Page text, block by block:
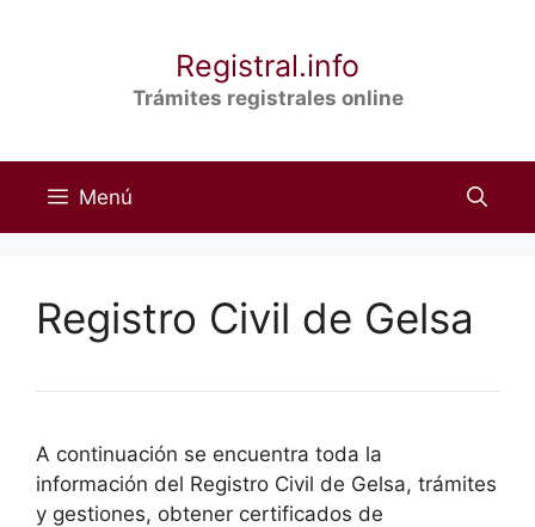
Registral.info
Trámites registrales online
Menú
Registro Civil de Gelsa
A continuación se encuentra toda la
información del Registro Civil de Gelsa, trámites
y gestiones, obtener certificados de